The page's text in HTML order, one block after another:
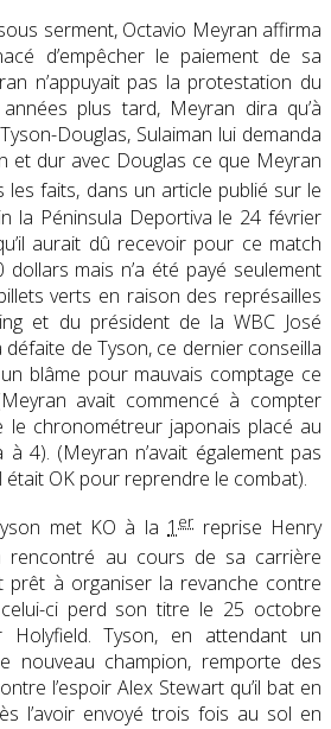
serment, Octavio Meyran affirma
d’empêcher le paiement de sa
n’appuyait pas la protestation du
plus tard, Meyran dira qu’à
Douglas, Sulaiman lui demanda
et dur avec Douglas ce que Meyran
les faits, dans un article publié sur le
la Péninsula Deportiva le 24 février
aurait dû recevoir pour ce match
mais n’a été payé seulement
verts en raison des représailles
et du président de la WBC José
défaite de Tyson, ce dernier conseilla
blâme pour mauvais comptage ce
avait commencé à compter
le chronométreur japonais placé au
4). (Meyran n’avait également pas
était OK pour reprendre le combat).
met KO à la 1er reprise Henry
rencontré au cours de sa carrière
prêt à organiser la revanche contre
celui-ci perd son titre le 25 octobre
Holyfield. Tyson, en attendant un
nouveau champion, remporte des
l’espoir Alex Stewart qu’il bat en
l’avoir envoyé trois fois au sol en